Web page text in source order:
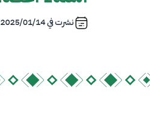
نشرت في2025/01/14